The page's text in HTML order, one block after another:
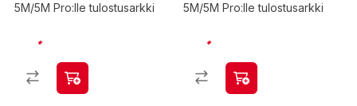
5M/5M Pro:lle tulostusarkki
5M/5M Pro:lle tulostusarkki